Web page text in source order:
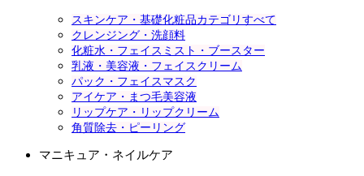
スキンケア・基礎化粧品カテゴリすべて
クレンジング・洗顔料
化粧水・フェイスミスト・ブースター
乳液・美容液・フェイスクリーム
パック・フェイスマスク
アイケア・まつ毛美容液
リップケア・リップクリーム
角質除去・ピーリング
マニキュア・ネイルケア